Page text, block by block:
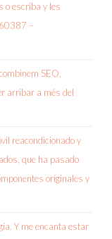
o escriba y les
–
SEO,
arribar a més del
reacondicionado y
que ha pasado
originales y
Y me encanta estar